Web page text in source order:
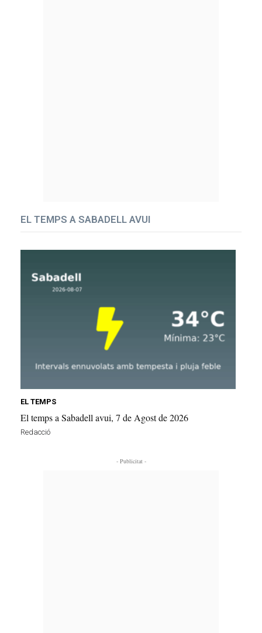
EL TEMPS A SABADELL AVUI
EL TEMPS
El temps a Sabadell avui, 7 de Agost de 2026
Redacció
- Publicitat -